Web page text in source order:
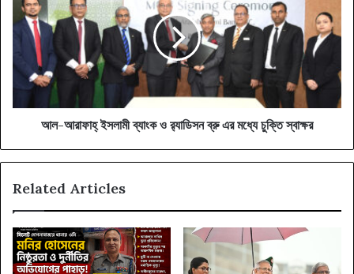
ইসলামী
ব্যাংক
র‍্যাডিসন
ব্রু
এর
মধ্যে
আল-আরাফাহ্ ইসলামী ব্যাংক ও র‍্যাডিসন ব্রু এর মধ্যে চুক্তি স্বাক্ষর
Related Articles